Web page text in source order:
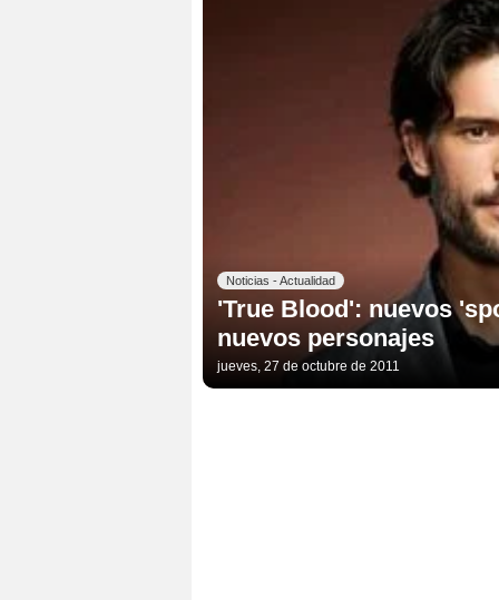
Noticias - Actualidad
'True Blood': nuevos
nuevos personajes
jueves, 27 de octubre de 2011